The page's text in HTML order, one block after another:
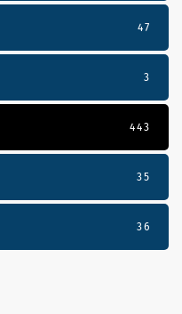
47
3
443
35
36